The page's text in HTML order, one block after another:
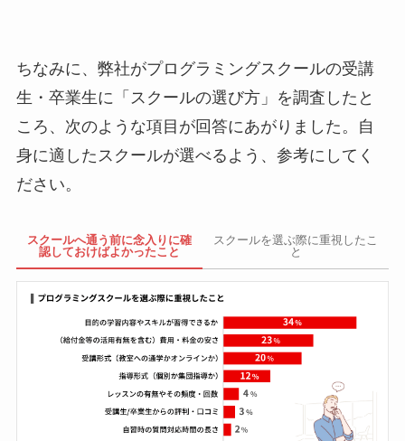
ちなみに、弊社がプログラミングスクールの受講
生・卒業生に「スクールの選び方」を調査したと
ころ、次のような項目が回答にあがりました。自
身に適したスクールが選べるよう、参考にしてく
ださい。
スクールへ通う前に念入りに確
認しておけばよかったこと
スクールを選ぶ際に重視したこ
と